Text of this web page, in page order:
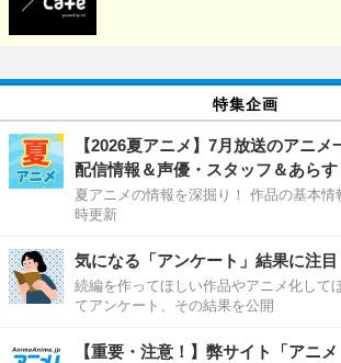
特集企画
【2026夏アニメ】7月放送のアニ
配信情報＆声優・スタッフ＆あらす
夏アニメの情報を深掘り！ 作品の基本
時更新
気になる「アンケート」結果に注目
続編を作ってほしい作品やアニメ化して
てアンケート、その結果を公開
【重要・注意！】弊サイト「アニ